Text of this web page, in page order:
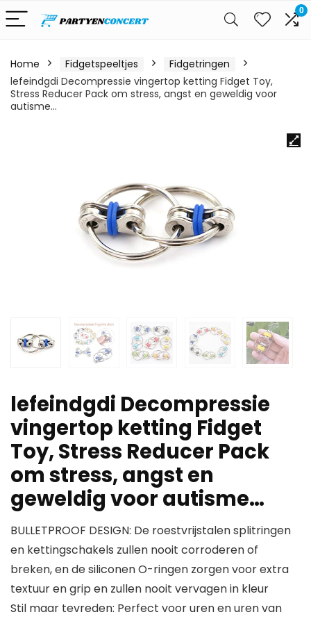
0
Home Fidgetspeeltjes
Fidgetringen
lefeindgdi Decompressie vingertop ketting Fidget Toy,
Stress Reducer Pack om stress, angst en geweldig voor
autisme…
lefeindgdi Decompressie
vingertop ketting Fidget
Toy, Stress Reducer Pack
om stress, angst en
geweldig voor autisme…
BULLETPROOF DESIGN: De roestvrijstalen splitringen
en kettingschakels zullen nooit corroderen of
breken, en de siliconen O-ringen zorgen voor extra
textuur en grip en zullen nooit vervagen in kleur
Stil maar tevreden: Perfect voor uren en uren van